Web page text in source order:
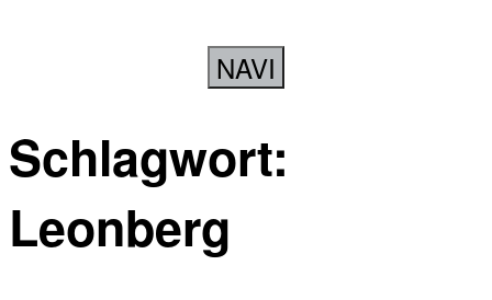
NAVI
Schlagwort:
Leonberg